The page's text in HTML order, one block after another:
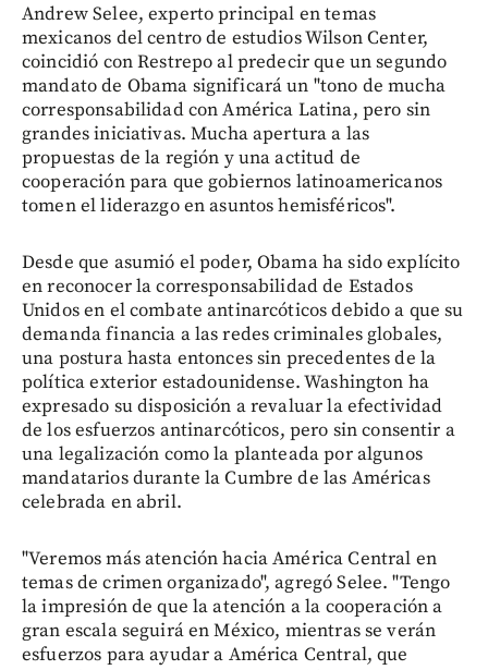
Andrew Selee, experto principal en temas
mexicanos del centro de estudios Wilson Center,
coincidió con Restrepo al predecir que un segundo
mandato de Obama significará un "tono de mucha
corresponsabilidad con América Latina, pero sin
grandes iniciativas. Mucha apertura a las
propuestas de la región y una actitud de
cooperación para que gobiernos latinoamericanos
tomen el liderazgo en asuntos hemisféricos".
Desde que asumió el poder, Obama ha sido explícito
en reconocer la corresponsabilidad de Estados
Unidos en el combate antinarcóticos debido a que su
demanda financia a las redes criminales globales,
una postura hasta entonces sin precedentes de la
política exterior estadounidense. Washington ha
expresado su disposición a revaluar la efectividad
de los esfuerzos antinarcóticos, pero sin consentir a
una legalización como la planteada por algunos
mandatarios durante la Cumbre de las Américas
celebrada en abril.
"Veremos más atención hacia América Central en
temas de crimen organizado", agregó Selee. "Tengo
la impresión de que la atención a la cooperación a
gran escala seguirá en México, mientras se verán
esfuerzos para ayudar a América Central, que